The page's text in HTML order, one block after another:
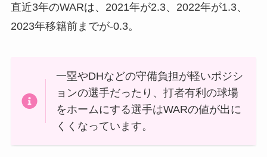
直近3年のWARは、2021年が2.3、2022年が1.3、
2023年移籍前までが-0.3。
一塁やDHなどの守備負担が軽いポジシ
ョンの選手だったり、打者有利の球場
をホームにする選手はWARの値が出に
くくなっています。